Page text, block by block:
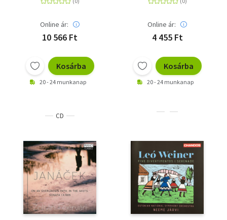
Online ár:
10 566 Ft
Kosárba
20 - 24 munkanap
Online ár:
4 455 Ft
Kosárba
20 - 24 munkanap
CD